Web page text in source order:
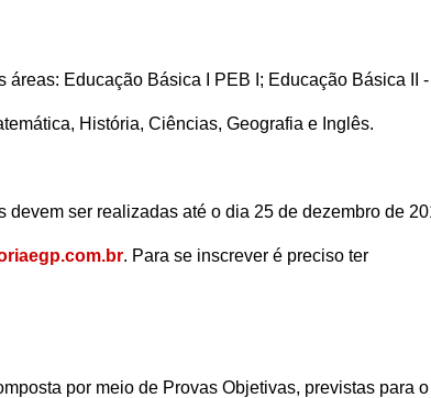
Educação Básica I PEB I; Educação Básica II -
História, Ciências, Geografia e Inglês.
ser realizadas até o dia 25 de dezembro de
. Para se inscrever é preciso ter
por meio de Provas Objetivas, previstas para o